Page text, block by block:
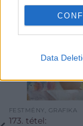
Data
FESTMÉNY, GRAFIKA
173. tétel: